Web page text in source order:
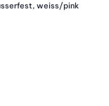
weiss/pink